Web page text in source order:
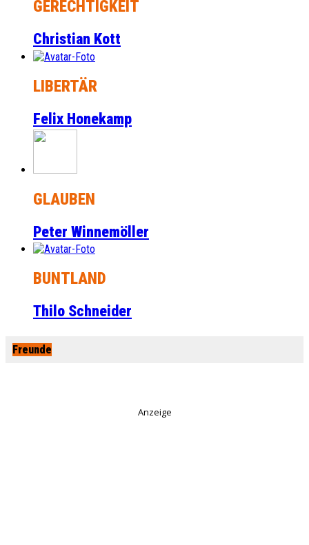
GERECHTIGKEIT
Christian Kott
LIBERTÄR
Felix Honekamp
GLAUBEN
Peter Winnemöller
BUNTLAND
Thilo Schneider
Freunde
Anzeige